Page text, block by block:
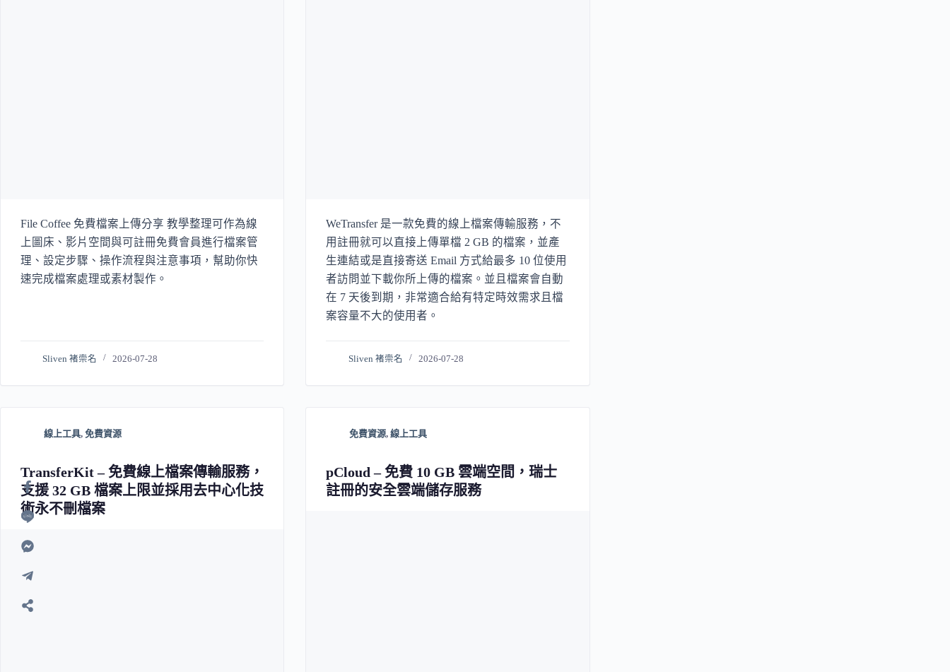
File Coffee 免費檔案上傳分享 教學整理可作為線
上圖床、影片空間與可註冊免費會員進行檔案管
理、設定步驟、操作流程與注意事項，幫助你快
速完成檔案處理或素材製作。
Sliven 褚崇名 2026-07-28
WeTransfer 是一款免費的線上檔案傳輸服務，不
用註冊就可以直接上傳單檔 2 GB 的檔案，並產
生連結或是直接寄送 Email 方式給最多 10 位使用
者訪問並下載你所上傳的檔案。並且檔案會自動
在 7 天後到期，非常適合給有特定時效需求且檔
案容量不大的使用者。
Sliven 褚崇名 2026-07-28
線上工具, 免費資源
TransferKit – 免費線上檔案傳輸服務，
支援 32 GB 檔案上限並採用去中心化技
術永不刪檔案
免費資源, 線上工具
pCloud – 免費 10 GB 雲端空間，瑞士
註冊的安全雲端儲存服務